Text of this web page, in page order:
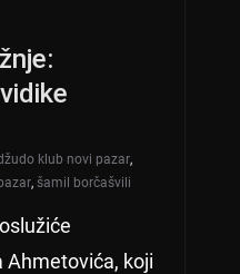
klub novi pazar,
, šamil borčašvili
Ahmetovića, koji